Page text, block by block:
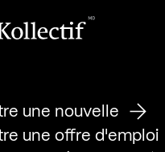
une nouvelle
une offre d'emploi